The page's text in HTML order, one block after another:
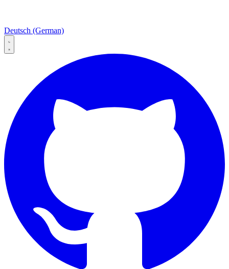
Deutsch (German)